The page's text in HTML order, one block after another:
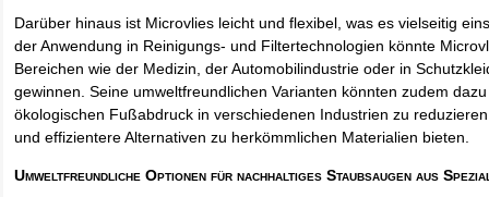
Darüber hinaus ist Microvlies leicht und flexibel, was es vielseitig
der Anwendung in Reinigungs- und Filtertechnologien könnte
Bereichen wie der Medizin, der Automobilindustrie oder in
gewinnen. Seine umweltfreundlichen Varianten könnten zudem
ökologischen Fußabdruck in verschiedenen Industrien zu
und effizientere Alternativen zu herkömmlichen Materialien bieten.
Umweltfreundliche Optionen für nachhaltiges Staubsaugen aus